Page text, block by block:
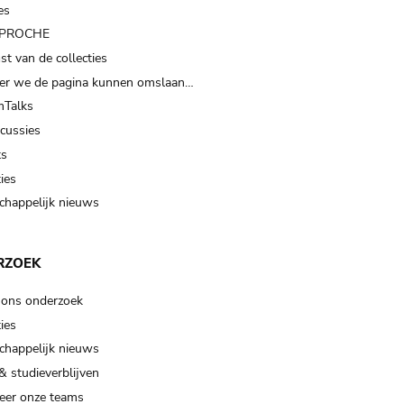
van de collecties
we de pagina kunnen omslaan…
nieuws
onderzoek
nieuws
studieverblijven
onze teams